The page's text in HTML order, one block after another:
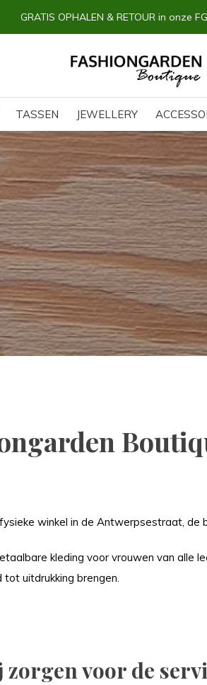
TASSEN JEWELLERY
GRATIS OPHALEN & RETOUR in onze
winkel in de Antwerpsestraat, de
kleding voor vrouwen van alle
tot uitdrukking brengen.
voor de